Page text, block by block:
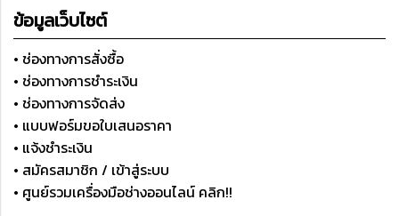
ข้อมูลเว็บไซต์
• ช่องทางการสั่งซื้อ
• ช่องทางการชำระเงิน
• ช่องทางการจัดส่ง
• แบบฟอร์มขอใบเสนอราคา
• แจ้งชำระเงิน
• สมัครสมาชิก / เข้าสู่ระบบ
• ศูนย์รวมเครื่องมือช่างออนไลน์ คลิก!!